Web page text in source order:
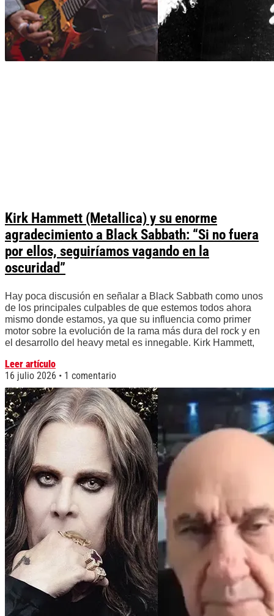
Kirk Hammett (Metallica) y su enorme
agradecimiento a Black Sabbath: “Si no fuera
por ellos, seguiríamos vagando en la
oscuridad”
Hay poca discusión en señalar a Black Sabbath como unos
de los principales culpables de que estemos todos ahora
mismo donde estamos, ya que su influencia como primer
motor sobre la evolución de la rama más dura del rock y en
el desarrollo del heavy metal es innegable. Kirk Hammett,
Leer artículo
16 julio 2026
1 comentario